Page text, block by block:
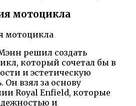
мотоцикла
решил создать
который сочетал бы в
и эстетическую
Он взял за основу
Royal Enfield, которые
и